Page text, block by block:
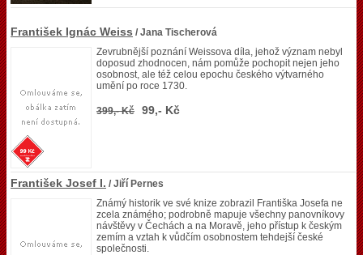
František Ignác Weiss / Jana Tischerová
Zevrubnější poznání Weissova díla, jehož význam nebyl
doposud zhodnocen, nám pomůže pochopit nejen jeho
osobnost, ale též celou epochu českého výtvarného
umění po roce 1730.
399,- Kč 99,- Kč
František Josef I. / Jiří Pernes
Známý historik ve své knize zobrazil Františka Josefa ne
zcela známého; podrobně mapuje všechny panovníkovy
návštěvy v Čechách a na Moravě, jeho přístup k českým
zemím a vztah k vůdčím osobnostem tehdejší české
společnosti.